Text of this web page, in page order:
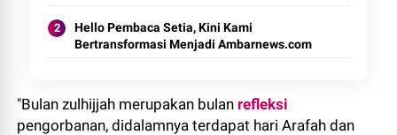
Hello Pembaca Setia, Kini Kami
Bertransformasi Menjadi Ambarnews.com
"Bulan zulhijjah merupakan bulan refleksi
pengorbanan, didalamnya terdapat hari Arafah dan